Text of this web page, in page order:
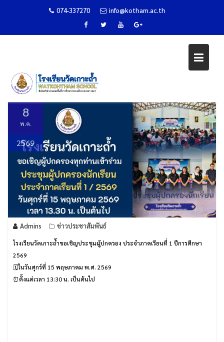
074-337270 info@kotham.ac.th
ประชุมผู้ปกครอง ประจำภาคเรียนที่
ประชุมผู้ปกครอง ประจำภาคเรียนที่ 1 ปีการศึกษา 2569
8
พ.ค.
2569
Admins ข่าวประชาสัมพันธ์
โรงเรียนวัดเกาะถ้ำขอเชิญประชุมผู้ปกครอง ประจำภาคเรียนที่ 1 ปีการศึกษา
2569
🗓️ในวันศุกร์ที่ 15 พฤษภาคม พ.ศ. 2569
⏰ตั้งแต่เวลา 13:30 น. เป็นต้นไป